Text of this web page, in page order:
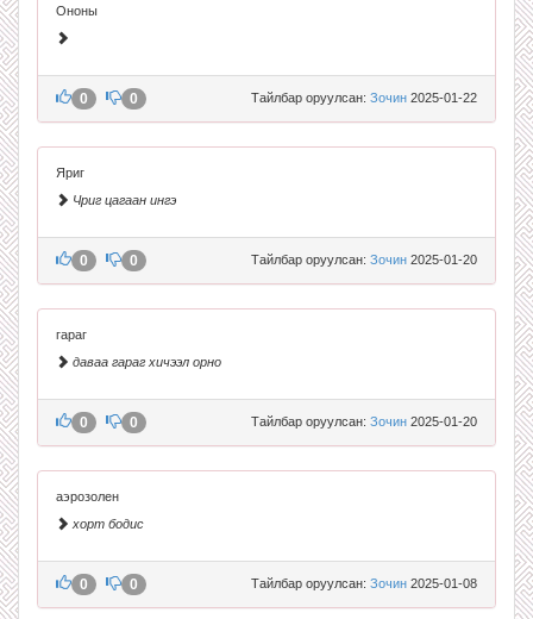
Ононы
Тайлбар оруулсан: Зочин 2025-01-22
0 0
Яриг
Чриг цагаан ингэ
Тайлбар оруулсан: Зочин 2025-01-20
0 0
гараг
даваа гараг хичээл орно
Тайлбар оруулсан: Зочин 2025-01-20
0 0
аэрозолен
хорт бодис
Тайлбар оруулсан: Зочин 2025-01-08
0 0